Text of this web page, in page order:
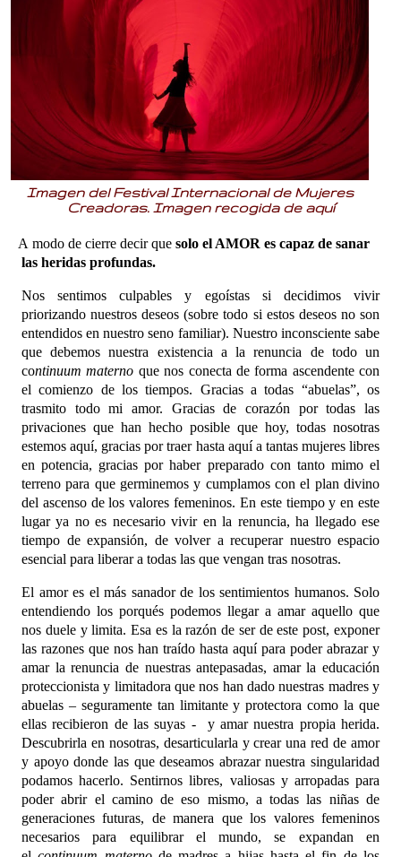
Imagen del Festival Internacional de Mujeres
Creadoras. Imagen recogida de aquí
A modo de cierre decir que solo el AMOR es capaz de sanar
las heridas profundas.
Nos sentimos culpables y egoístas si decidimos vivir
priorizando nuestros deseos (sobre todo si estos deseos no son
entendidos en nuestro seno familiar). Nuestro inconsciente sabe
que debemos nuestra existencia a la renuncia de todo un
continuum materno que nos conecta de forma ascendente con
el comienzo de los tiempos. Gracias a todas “abuelas”, os
trasmito todo mi amor. Gracias de corazón por todas las
privaciones que han hecho posible que hoy, todas nosotras
estemos aquí, gracias por traer hasta aquí a tantas mujeres libres
en potencia, gracias por haber preparado con tanto mimo el
terreno para que germinemos y cumplamos con el plan divino
del ascenso de los valores femeninos. En este tiempo y en este
lugar ya no es necesario vivir en la renuncia, ha llegado ese
tiempo de expansión, de volver a recuperar nuestro espacio
esencial para liberar a todas las que vengan tras nosotras.
El amor es el más sanador de los sentimientos humanos. Solo
entendiendo los porqués podemos llegar a amar aquello que
nos duele y limita. Esa es la razón de ser de este post, exponer
las razones que nos han traído hasta aquí para poder abrazar y
amar la renuncia de nuestras antepasadas, amar la educación
proteccionista y limitadora que nos han dado nuestras madres y
abuelas – seguramente tan limitante y protectora como la que
ellas recibieron de las suyas - y amar nuestra propia herida.
Descubrirla en nosotras, desarticularla y crear una red de amor
y apoyo donde las que deseamos abrazar nuestra singularidad
podamos hacerlo. Sentirnos libres, valiosas y arropadas para
poder abrir el camino de eso mismo, a todas las niñas de
generaciones futuras, de manera que los valores femeninos
necesarios para equilibrar el mundo, se expandan en